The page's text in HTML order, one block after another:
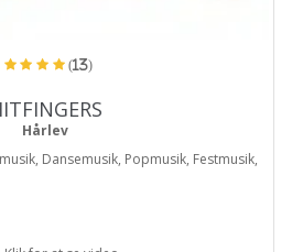
(13)
Hårlev
Dansemusik, Popmusik, Festmusik,